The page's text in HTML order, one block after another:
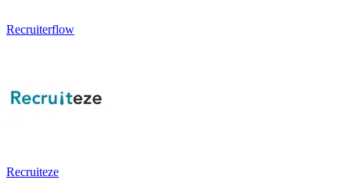
Recruiterflow
Recruiteze